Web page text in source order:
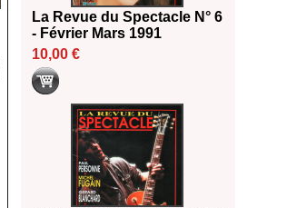
La Revue du Spectacle N° 6
- Février Mars 1991
10,00 €